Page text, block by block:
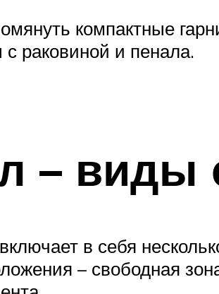
компактные
раковиной и пенала.
– виды
в себя
– свободная